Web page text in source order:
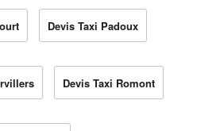
Devis Taxi Padoux
Devis Taxi Romont